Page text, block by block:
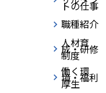
トの仕事
職種紹介
人材育
成・研修
制度
働く環
境・福利
厚生